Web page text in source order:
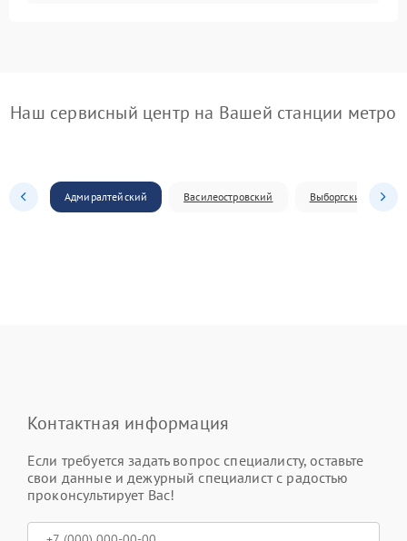
Наш сервисный центр на Вашей станции метро
Адмиралтейский Василеостровский Выборгский
Контактная информация
Если требуется задать вопрос специалисту, оставьте
свои данные и дежурный специалист с радостью
проконсультирует Вас!